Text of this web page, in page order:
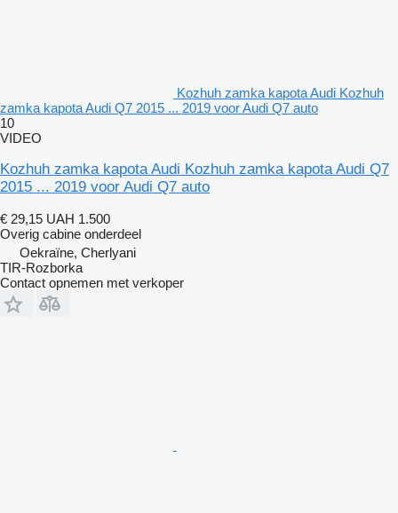
Kozhuh zamka kapota Audi Kozhuh
zamka kapota Audi Q7 2015 ... 2019 voor Audi Q7 auto
10
VIDEO
Kozhuh zamka kapota Audi Kozhuh zamka kapota Audi Q7
2015 ... 2019 voor Audi Q7 auto
€ 29,15 UAH 1.500
Overig cabine onderdeel
Oekraïne, Cherlyani
TIR-Rozborka
Contact opnemen met verkoper